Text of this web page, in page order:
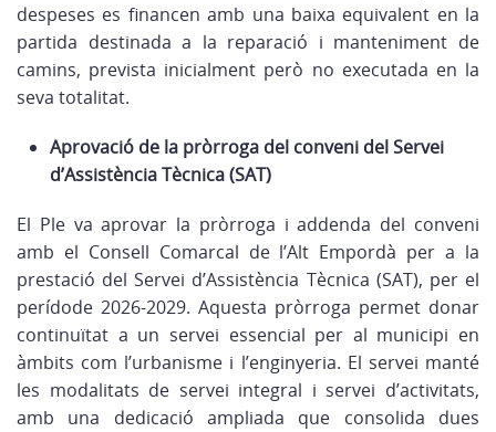
despeses es financen amb una baixa equivalent en la
partida destinada a la reparació i manteniment de
camins, prevista inicialment però no executada en la
seva totalitat.
Aprovació de la pròrroga del conveni del Servei
d’Assistència Tècnica (SAT)
El Ple va aprovar la pròrroga i addenda del conveni
amb el Consell Comarcal de l’Alt Empordà per a la
prestació del Servei d’Assistència Tècnica (SAT), per el
perídode 2026-2029. Aquesta pròrroga permet donar
continuïtat a un servei essencial per al municipi en
àmbits com l’urbanisme i l’enginyeria. El servei manté
les modalitats de servei integral i servei d’activitats,
amb una dedicació ampliada que consolida dues